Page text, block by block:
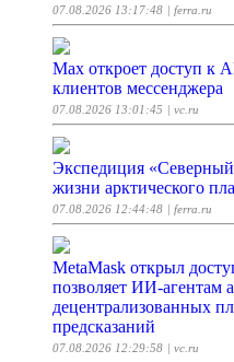
07.08.2026 13:17:48 | ferra.ru
Max откроет доступ к
клиентов мессенджера
07.08.2026 13:01:45 | vc.ru
Экспедиция
жизни арктического
07.08.2026 12:44:48 | ferra.ru
MetaMask открыл
позволяет ИИ-агентам
децентрализованных
предсказаний
07.08.2026 12:29:58 | vc.ru